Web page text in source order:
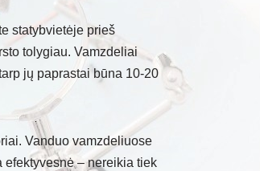
statybvietėje prieš
tolygiau. Vamzdeliai
jų paprastai būna 10-20
Vanduo vamzdeliuose
efektyvesnė – nereikia tiek